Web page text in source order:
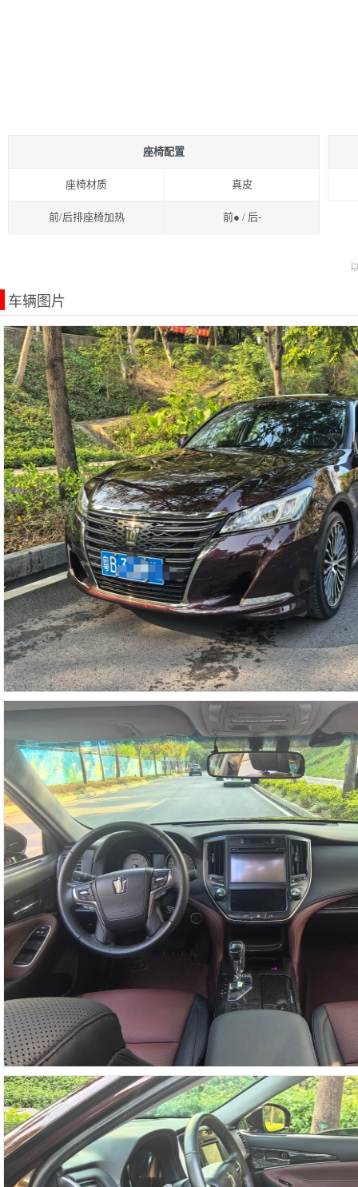
座椅配置
座椅材质 真皮
前/后排座椅加热 前● / 后-
车辆图片